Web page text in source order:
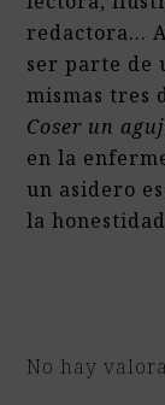
redactora...
ser parte de
mismas tres
Coser un
en la
un asidero
la
No hay